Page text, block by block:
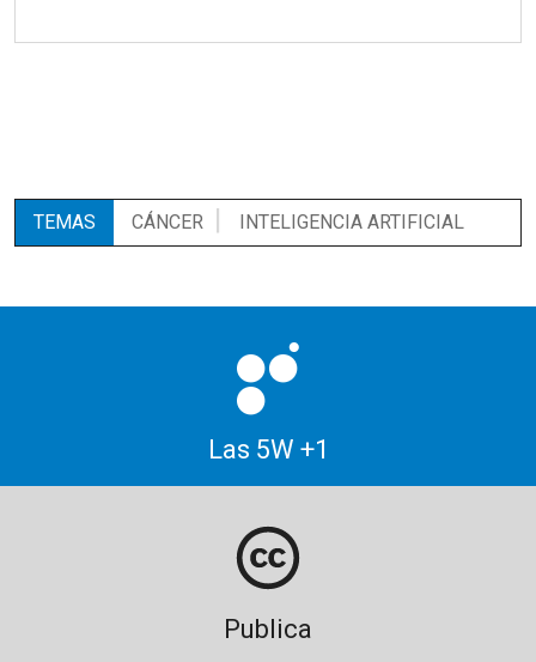
TEMAS CÁNCER INTELIGENCIA ARTIFICIAL
Las 5W +1
Publica